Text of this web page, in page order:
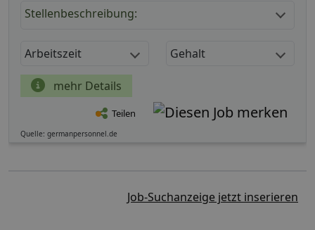
Stellenbeschreibung:
Arbeitszeit Gehalt
mehr Details
Teilen
Quelle: germanpersonnel.de
Job-Suchanzeige jetzt inserieren